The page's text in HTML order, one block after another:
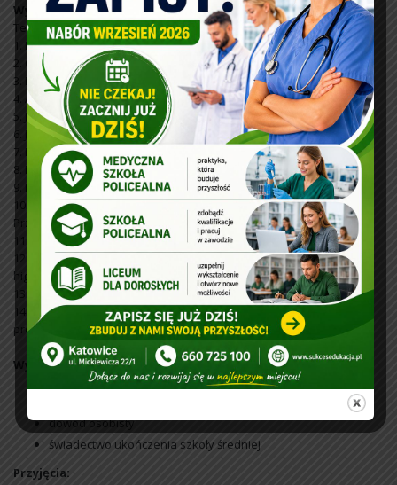
Wykaz przedmiotów w toku kształcenia:
Teoretyczne przedmioty zawodowe:
1. Bezpieczeństwo i higiena pracy w gabinecie dentystycznym
2. Organizacja ochrony zdrowia
3. Pierwsza pomoc w zagrożeniach zdrowia i życia
4. Anatomia, fizjologia i patofizjologia narządu żucia
5. Język obcy zawodowy
6. Język migowy zawodowy
7. Podstawy działalności zawodowej higienistki stomatologicznej
8. Materiały i leki w stomatologii
9. Edukacja i promocja zdrowia jamy ustnej
10. Profilaktyka w stomatologii
Przedmioty organizowane w formie zajęć praktycznych:
11. Pracownia działalności zawodowej higienistki stomatologicznej
12. Pracownia organizacji gabinetu i stanowisk pracy lekarza i
higienistki
13. Pracownia farmakoterapii stomatologicznej
14. Pracownia zasad i technik wykonywania zabiegów
profilaktyczno-leczniczych w stomatologii
Wymagania wstępne:
dowód osobisty
świadectwo ukończenia szkoły średniej
Przyjęcia: